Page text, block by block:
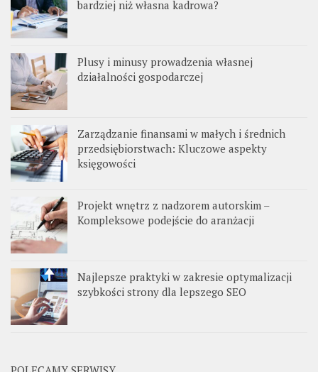
bardziej niż własna kadrowa?
Plusy i minusy prowadzenia własnej
działalności gospodarczej
Zarządzanie finansami w małych i średnich
przedsiębiorstwach: Kluczowe aspekty
księgowości
Projekt wnętrz z nadzorem autorskim –
Kompleksowe podejście do aranżacji
Najlepsze praktyki w zakresie optymalizacji
szybkości strony dla lepszego SEO